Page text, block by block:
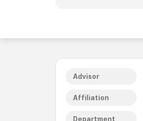
Advisor
Affiliation
Department